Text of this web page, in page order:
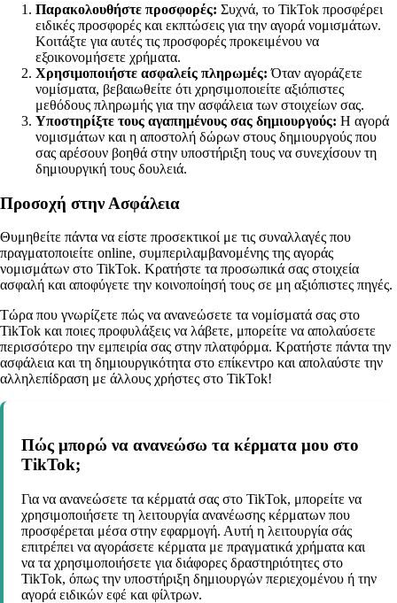
Παρακολουθήστε προσφορές: Συχνά, το TikTok προσφέρει
ειδικές προσφορές και εκπτώσεις για την αγορά νομισμάτων.
Κοιτάξτε για αυτές τις προσφορές προκειμένου να
εξοικονομήσετε χρήματα.
Χρησιμοποιήστε ασφαλείς πληρωμές: Όταν αγοράζετε
νομίσματα, βεβαιωθείτε ότι χρησιμοποιείτε αξιόπιστες
μεθόδους πληρωμής για την ασφάλεια των στοιχείων σας.
Υποστηρίξτε τους αγαπημένους σας δημιουργούς: Η αγορά
νομισμάτων και η αποστολή δώρων στους δημιουργούς που
σας αρέσουν βοηθά στην υποστήριξη τους να συνεχίσουν τη
δημιουργική τους δουλειά.
Προσοχή στην Ασφάλεια
Θυμηθείτε πάντα να είστε προσεκτικοί με τις συναλλαγές που
πραγματοποιείτε online, συμπεριλαμβανομένης της αγοράς
νομισμάτων στο TikTok. Κρατήστε τα προσωπικά σας στοιχεία
ασφαλή και αποφύγετε την κοινοποίησή τους σε μη αξιόπιστες πηγές.
Τώρα που γνωρίζετε πώς να ανανεώσετε τα νομίσματά σας στο
TikTok και ποιες προφυλάξεις να λάβετε, μπορείτε να απολαύσετε
περισσότερο την εμπειρία σας στην πλατφόρμα. Κρατήστε πάντα την
ασφάλεια και τη δημιουργικότητα στο επίκεντρο και απολαύστε την
αλληλεπίδραση με άλλους χρήστες στο TikTok!
Πώς μπορώ να ανανεώσω τα κέρματα μου στο
TikTok;
Για να ανανεώσετε τα κέρματά σας στο TikTok, μπορείτε να
χρησιμοποιήσετε τη λειτουργία ανανέωσης κέρματων που
προσφέρεται μέσα στην εφαρμογή. Αυτή η λειτουργία σάς
επιτρέπει να αγοράσετε κέρματα με πραγματικά χρήματα και
να τα χρησιμοποιήσετε για διάφορες δραστηριότητες στο
TikTok, όπως την υποστήριξη δημιουργών περιεχομένου ή την
αγορά ειδικών εφέ και φίλτρων.